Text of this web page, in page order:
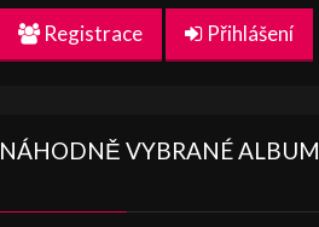
Registrace Přihlášení
NÁHODNĚ VYBRANÉ ALBUM